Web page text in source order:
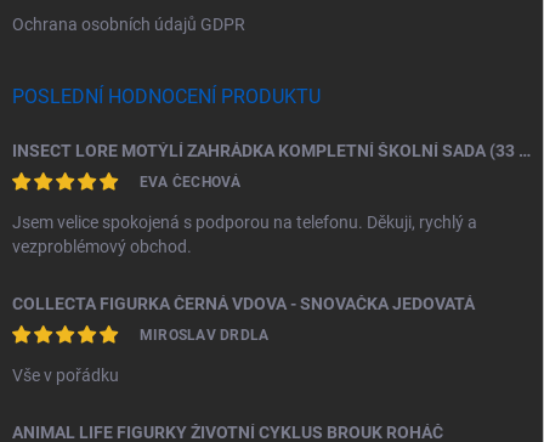
Ochrana osobních údajů GDPR
POSLEDNÍ HODNOCENÍ PRODUKTU
INSECT LORE MOTÝLÍ ZAHRÁDKA KOMPLETNÍ ŠKOLNÍ SADA (33 HOUSENEK)
EVA ČECHOVÁ
Jsem velice spokojená s podporou na telefonu. Děkuji, rychlý a
vezproblémový obchod.
COLLECTA FIGURKA ČERNÁ VDOVA - SNOVAČKA JEDOVATÁ
MIROSLAV DRDLA
Vše v pořádku
ANIMAL LIFE FIGURKY ŽIVOTNÍ CYKLUS BROUK ROHÁČ